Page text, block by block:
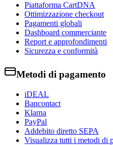
Piattaforma CartDNA
Ottimizzazione checkout
Pagamenti globali
Dashboard commerciante
Report e approfondimenti
Sicurezza e conformità
Metodi di pagamento
iDEAL
Bancontact
Klarna
PayPal
Addebito diretto SEPA
Visualizza tutti i metodi di